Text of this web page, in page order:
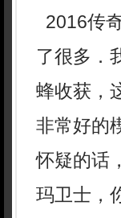
2016传
了很多．
蜂收获，
非常好的
怀疑的话
玛卫士，